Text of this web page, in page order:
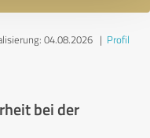
04.08.2026| Profil
bei der